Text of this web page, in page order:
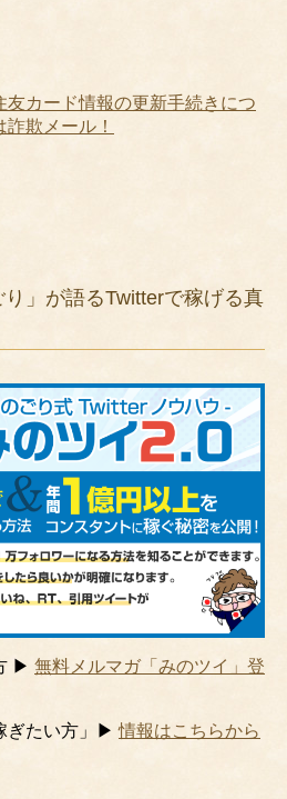
友カード情報の更新手続きにつ
詐欺メール！
」が語るTwitterで稼げる真
▶ 無料メルマガ「みのツイ」登
ぎたい方」▶情報はこちらから